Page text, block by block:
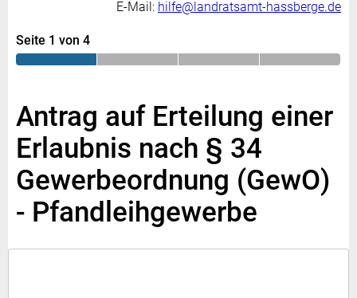
E-Mail: hilfe@landratsamt-hassberge.de
Seite 1 von 4
Antrag auf Erteilung einer
Erlaubnis nach § 34
Gewerbeordnung (GewO)
- Pfandleihgewerbe